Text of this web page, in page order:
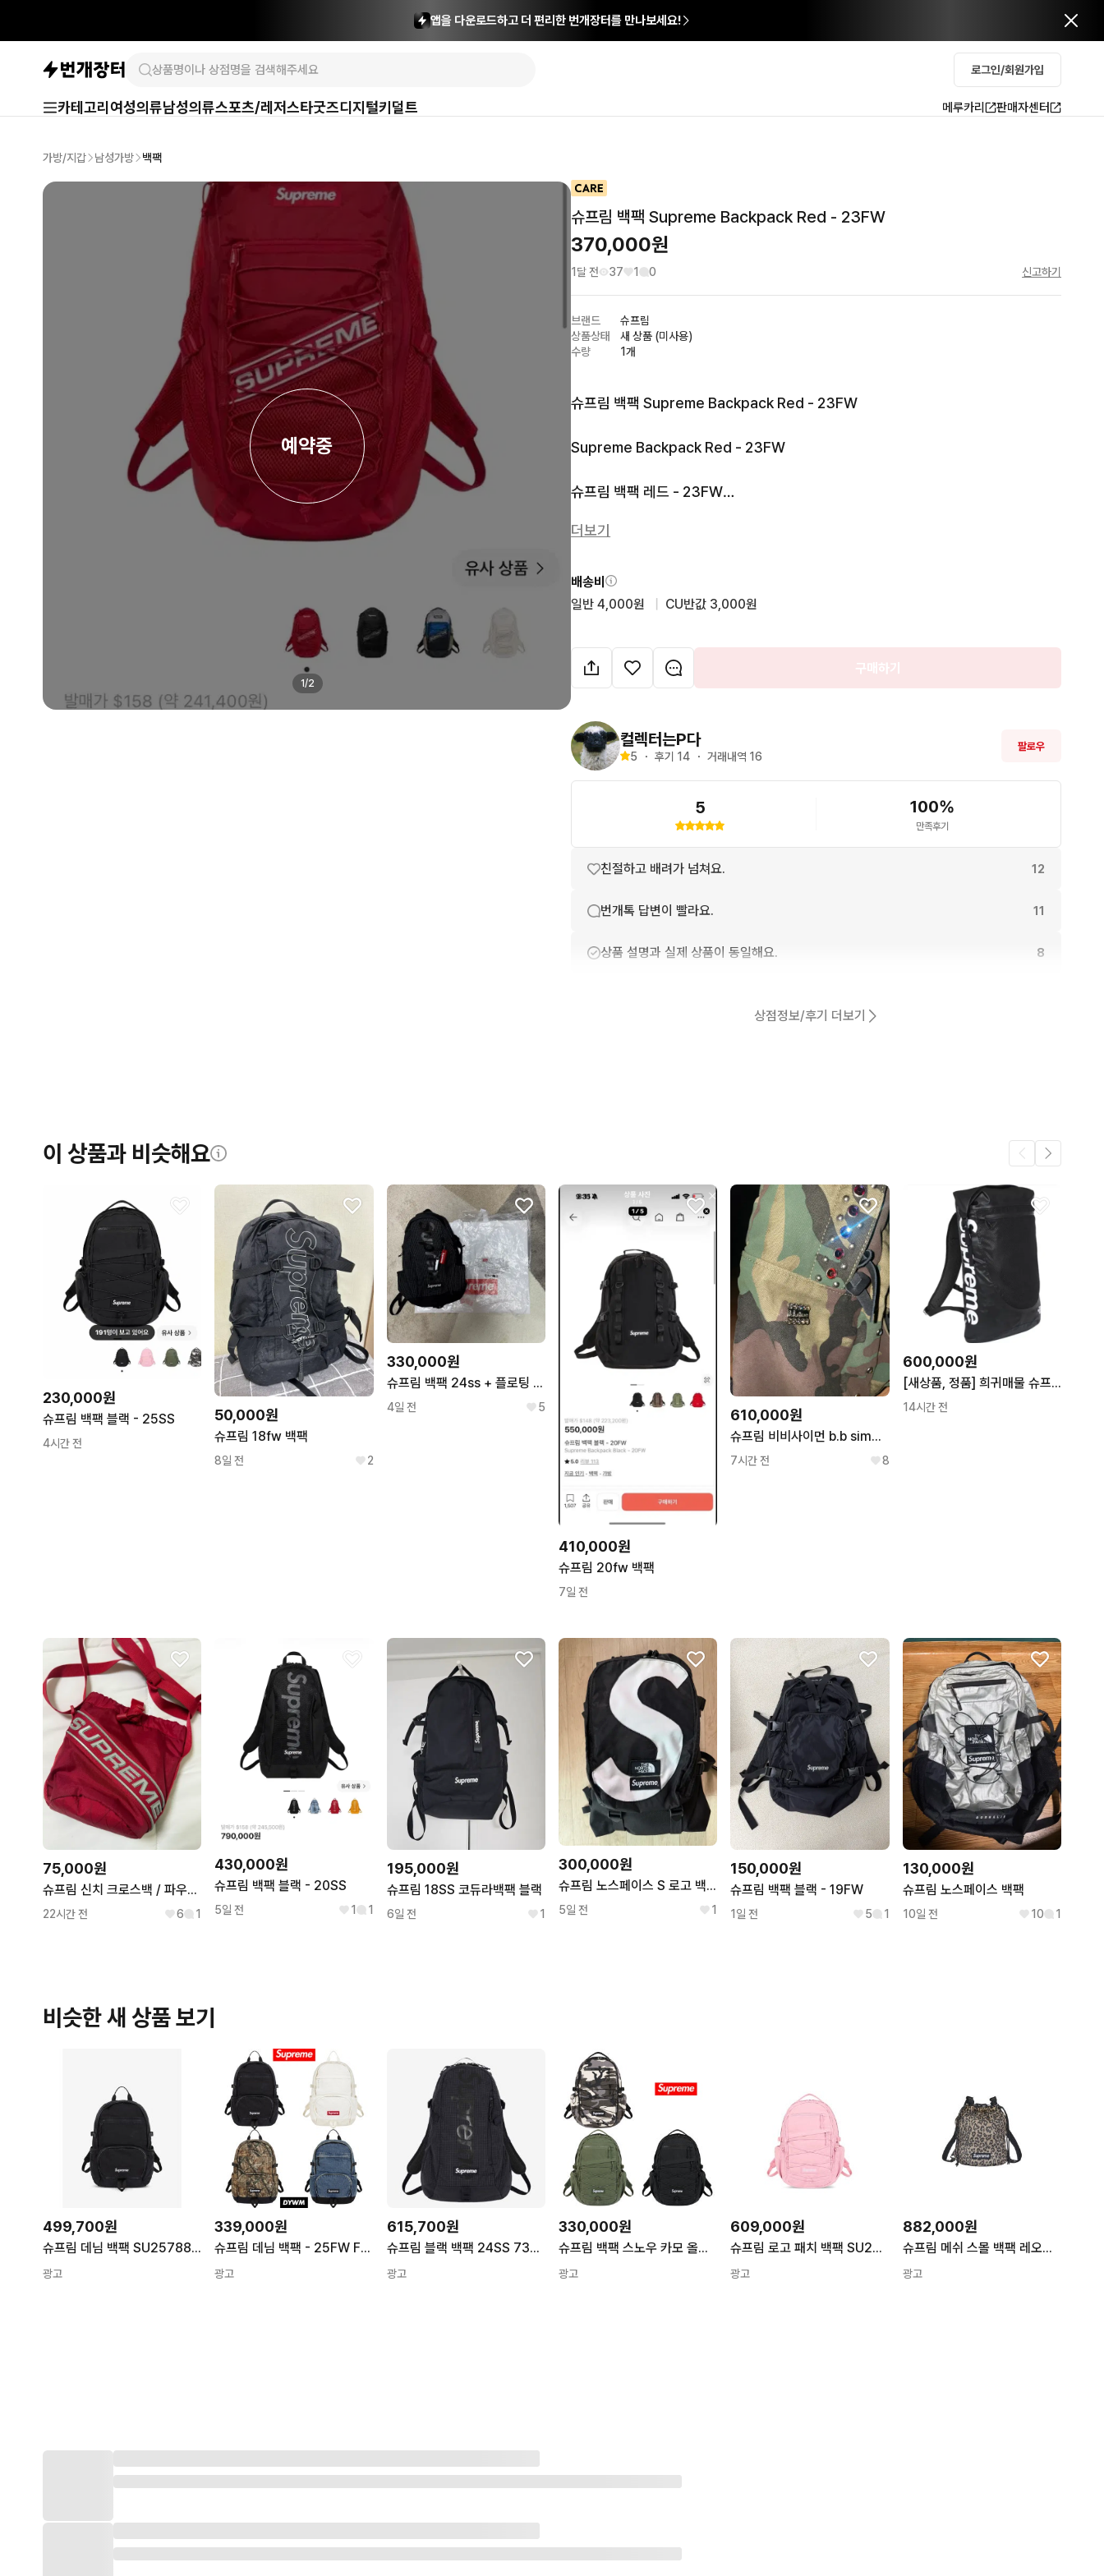
앱을 다운로드하고 더 편리한 번개장터를 만나보세요!
로그인/회원가입
카테고리 여성의류남성의류스포츠/레저스타굿즈디지털키덜트 메루카리 판매자센터
가방/지갑 남성가방 백팩
예약중
1/2
슈프림 백팩 Supreme Backpack Red - 23FW
370,000원
1달 전 37 1 0 신고하기
브랜드
슈프림
상품상태
새 상품 (미사용)
수량
1개
슈프림 백팩 Supreme Backpack Red - 23FW
Supreme Backpack Red - 23FW
슈프림 백팩 레드 - 23FW
구매 후 보관만 하고 있습니다.
쿨거래시 택배비 쏩니다
더보기
배송비
일반 4,000원
CU반값 3,000원
구매하기
컬렉터는P다
5 ・ 후기 14 ・ 거래내역 16
팔로우
5 100%
만족후기
친절하고 배려가 넘쳐요. 12
번개톡 답변이 빨라요. 11
상품 설명과 실제 상품이 동일해요. 8
무리한 네고를 하지 않아요. 2
번개페이를 잘 받아줘요.
상점정보/후기 더보기
이 상품과 비슷해요
230,000원
슈프림 백팩 블랙 - 25SS
4시간 전
50,000원
슈프림 18fw 백팩
8일 전 2
330,000원
슈프림 백팩 24ss + 플로팅 키체인
4일 전 5
410,000원
슈프림 20fw 백팩
7일 전
610,000원
슈프림 비비사이먼 b.b simon 데님 카모 백팩
7시간 전 8
600,000원
[새상품, 정품] 희귀매물 슈프림 노스페이스 17ss 워터푸르프 백팩 블랙
14시간 전
75,000원
슈프림 신치 크로스백 / 파우치 (레드)
22시간 전 6 1
430,000원
슈프림 백팩 블랙 - 20SS
5일 전 1 1
195,000원
슈프림 18SS 코듀라백팩 블랙
6일 전 1
300,000원
슈프림 노스페이스 S 로고 백팩
5일 전 1
150,000원
슈프림 백팩 블랙 - 19FW
1일 전 5 1
130,000원
슈프림 노스페이스 백팩
10일 전 10 1
비슷한 새 상품 보기
499,700원
슈프림 데님 백팩 SU25788 BLACK BLACK 남성
광고
339,000원
슈프림 데님 백팩 - 25FW FW25B1
광고
615,700원
슈프림 블랙 백팩 24SS 73255133
광고
330,000원
슈프림 백팩 스노우 카모 올리브 블랙 - 25SS SS25B2
광고
609,000원
슈프림 로고 패치 백팩 SU25163 LIGHT PINK 핑크 남성
광고
882,000원
슈프림 메쉬 스몰 백팩 레오파드 127801 23SS 131693972
광고